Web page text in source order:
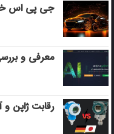
جی پی اس
معرفی و بررسی
رقابت ژاپن